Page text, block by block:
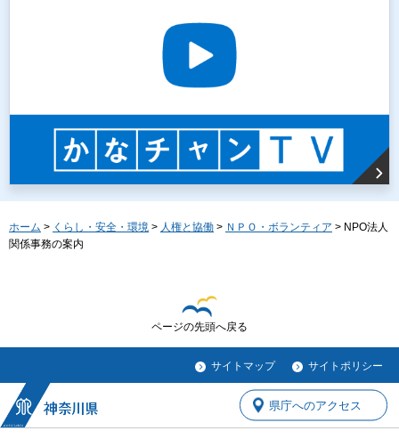
ホーム > くらし・安全・環境 > 人権と協働 > ＮＰＯ・ボランティア > NPO法人
関係事務の案内
ページの先頭へ戻る
サイトマップ サイトポリシー
県庁へのアクセス